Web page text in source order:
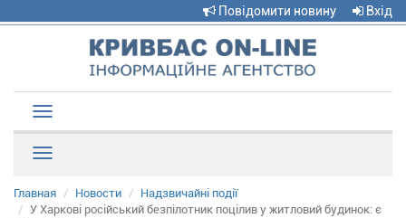
Повідомити новину Вхід
navigation
Главная Новости
Надзвичайні події
У Харкові російський безпілотник поцілив у житловий будинок: є